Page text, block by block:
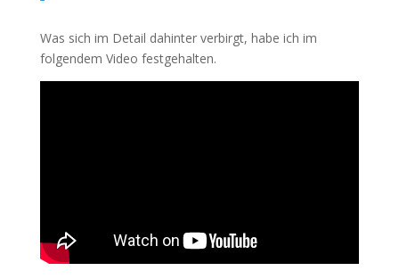
Was sich im Detail dahinter verbirgt, habe ich im
folgendem Video festgehalten.